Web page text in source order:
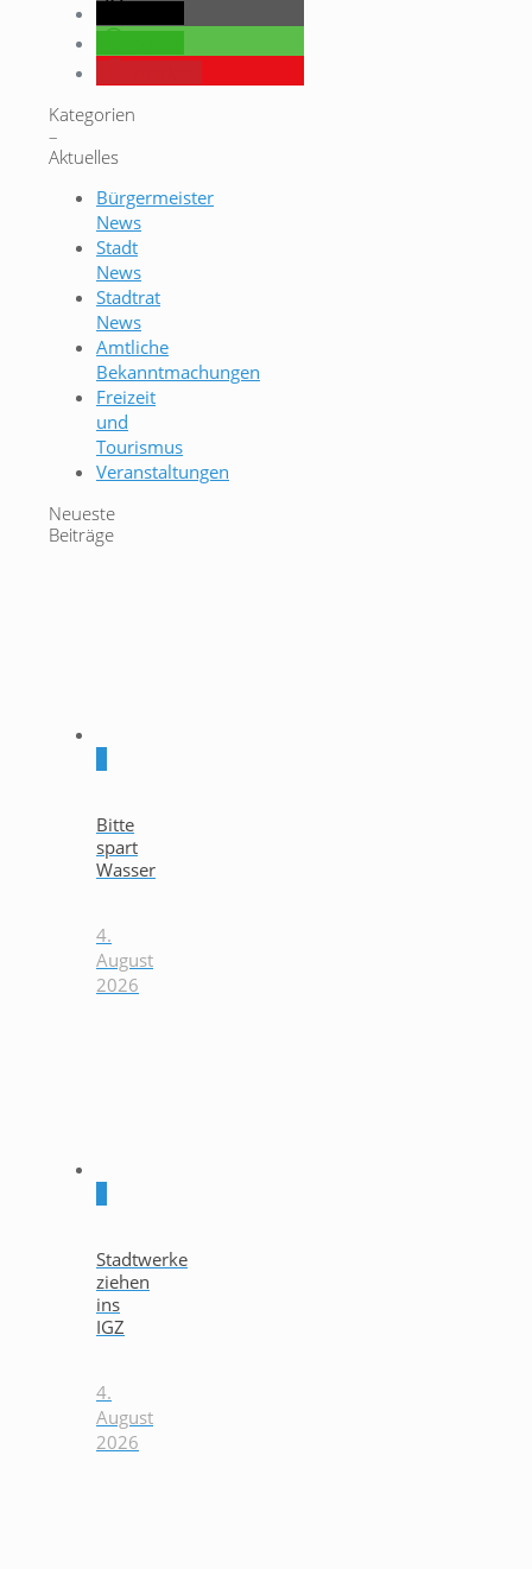
Kategorien
–
Aktuelles
Bürgermeister
News
Stadt
News
Stadtrat
News
Amtliche
Bekanntmachungen
Freizeit
und
Tourismus
Veranstaltungen
Neueste
Beiträge
Bitte
spart
Wasser
4.
August
2026
Stadtwerke
ziehen
ins
IGZ
4.
August
2026